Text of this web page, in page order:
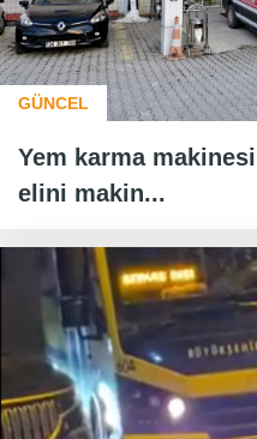
GÜNCEL
Yem karma
elini makin...